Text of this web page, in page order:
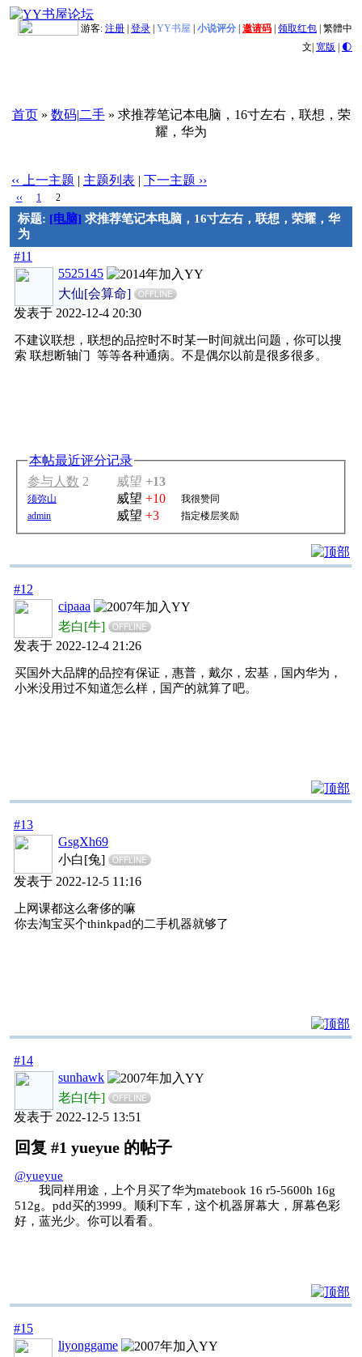
游客: 注册 登录 YY书屋 小说评分 邀请码 领取红包 繁體中
文| 宽版 | 🌓
首页» 数码|二手» 求推荐笔记本电脑，16寸左右，联想，荣
耀，华为
‹‹ 上一主题 | 主题列表 | 下一主题 ››
‹‹ 1 2
标题: [电脑] 求推荐笔记本电脑，16寸左右，联想，荣耀，华
为
#11
5525145
大仙[会算命]
OFFLINE
发表于 2022-12-4 20:30
不建议联想，联想的品控时不时某一时间就出问题，你可以搜
索 联想断轴门 等等各种通病。不是偶尔以前是很多很多。
本帖最近评分记录
参与人数 2 威望 +13
须弥山 威望 +10
我很赞同
admin
威望 +3 指定楼层奖励
#12
cipaaa
老白[牛]
OFFLINE
发表于 2022-12-4 21:26
买国外大品牌的品控有保证，惠普，戴尔，宏基，国内华为，
小米没用过不知道怎么样，国产的就算了吧。
#13
GsgXh69
小白[兔]
OFFLINE
发表于 2022-12-5 11:16
上网课都这么奢侈的嘛
你去淘宝买个thinkpad的二手机器就够了
#14
sunhawk
老白[牛]
OFFLINE
发表于 2022-12-5 13:51
回复 #1 yueyue 的帖子
@yueyue
我同样用途，上个月买了华为matebook 16 r5-5600h 16g
512g。pdd买的3999。顺利下车，这个机器屏幕大，屏幕色彩
好，蓝光少。你可以看看。
#15
liyonggame